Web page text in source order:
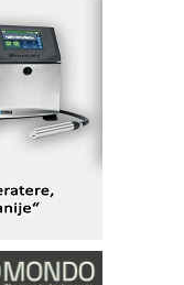
vođena
OM
za
u